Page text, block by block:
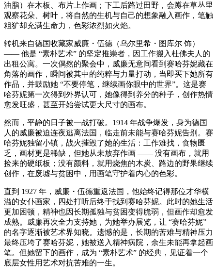
油脂）在木板、布片上作画；下工后路过田野，会蹲在草丛里
观察花朵、树叶，将自然的生机与自己的想象融入画作，笔触
粗犷却充满生命力，色彩浓烈如火焰。
转机来自德国收藏家威廉・伍德（乌尔里希・图库尔 饰）
—— 他是 “素朴艺术” 的坚定推崇者，因工作搬入杜佛夫人的
出租公寓。一次偶然的聚会中，威廉无意间看到赛哈芬妮藏在
角落的画作，瞬间被其中的纯粹与力量打动，当即买下她所有
作品，并鼓励她 “不要停笔，继续画你眼中的世界”。这是赛
哈芬妮第一次得到外界认可，她像得到养分的种子，创作热情
愈发旺盛，甚至开始尝试更大尺寸的画布。
然而，平静的日子被一战打破。1914 年战争爆发，身为德国
人的威廉被迫连夜逃离法国，临走前未能与赛哈芬妮告别。赛
哈芬妮独留小镇，战火摧毁了她的生活：工作难找，食物匮
乏，画材更是稀缺，但她从未放弃作画 —— 没有画布，就用
捡来的硬纸板；没有颜料，就用烧焦的木炭、路边的野果继续
创作，在废墟与贫困中，用画笔守护着内心的色彩。
直到 1927 年，威廉・伍德重返法国，他始终记得那位才华横
溢的女仆画家，四处打听后终于找到赛哈芬妮。此时的她生活
更加困顿，精神也因长期孤独与贫困变得脆弱，但画作却愈发
成熟。威廉再次全力支持她，为她举办展览，让 “赛哈芬妮”
的名字逐渐被艺术界知晓。遗憾的是，长期的苦难与精神压力
最终压垮了赛哈芬妮，她被送入精神病院，余生未能再拿起画
笔。但她留下的画作，成为 “素朴艺术” 的经典，见证着一个
底层女性用艺术对抗苦难的一生。